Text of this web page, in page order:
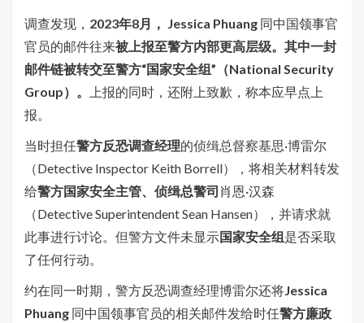
调查发现， 2023年8月， Jessica Phuang 同中国领事官
官员的邮件往来被上报至警方内部更高层级。其中一封
邮件链被转交至警方“国家安全组”（National Security
Group）。
上报的同时，还附上致歉，称本应早点上
报。
当时担任警方反恐调查经理的侦缉总督察基思·博雷尔
（Detective Inspector Keith Borrell），将相关材料转发
给警方国家安全主管、侦缉总警司 肖恩·汉森
（Detective Superintendent Sean Hansen），并请求就
此事进行讨论。但警方文件未显示国家安全组是否采取
了任何行动。
约在同一时期，警方反恐调查经理博雷尔还将Jessica
Phuang 同中国领事官员的相关邮件发给时任警方廉政